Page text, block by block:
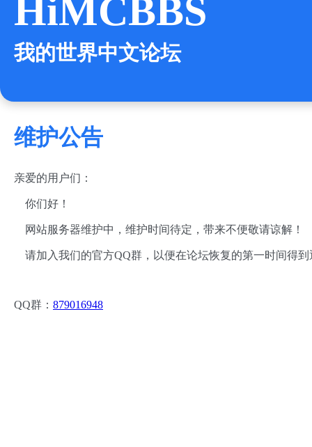
HiMCBBS
我的世界中文论坛
维护公告
亲爱的用户们：
你们好！
网站服务器维护中，维护时间待定，带来不便敬请谅解！
请加入我们的官方QQ群，以便在论坛恢复的第一时间得到
QQ群： 879016948